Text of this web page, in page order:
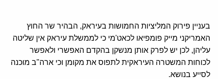
בעניין פירוק המליציות החמושות בעיראק, הבהיר שר החוץ
האמריקני מייק פומפיאו לכאט'מי כי לממשלת עיראק אין שליטה
עליהן, לכן יש לפרק אותן מנשקן בהקדם האפשרי ולאפשר
לכוחות המשטרה העיראקית לתפוס את מקומן וכי ארה"ב מוכנה
לסייע בנושא.